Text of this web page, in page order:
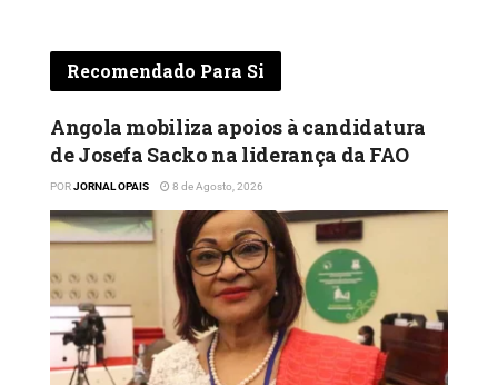
Recomendado Para Si
Angola mobiliza apoios à candidatura
de Josefa Sacko na liderança da FAO
PORJORNAL OPAIS 8 de Agosto, 2026